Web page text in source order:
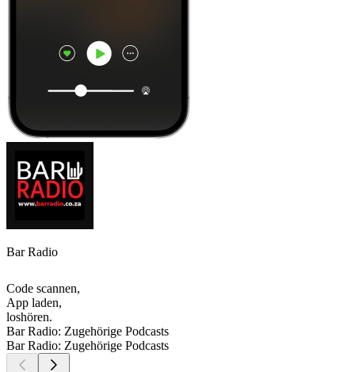
Bar Radio
Code scannen,
App laden,
loshören.
Bar Radio: Zugehörige Podcasts
Bar Radio: Zugehörige Podcasts